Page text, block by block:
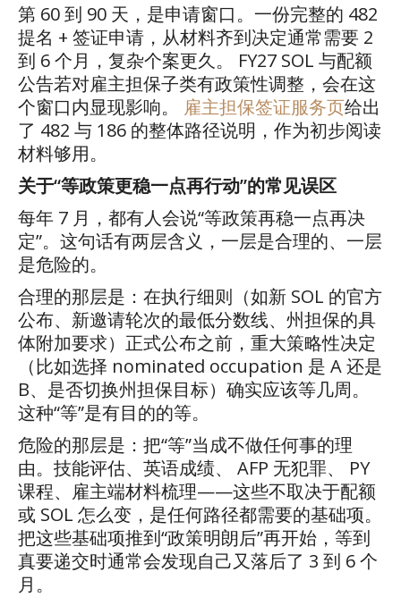
第 60到 90 天，是申请窗口。一份完整的 482
提名 + 签证申请，从材料齐到决定通常需要 2
到 6个月，复杂个案更久。 FY27 SOL 与配额
公告若对雇主担保子类有政策性调整，会在这
个窗口内显现影响。
雇主担保签证服务页给出
了 482 与 186 的整体路径说明，作为初步阅读
材料够用。
关于“等政策更稳一点再行动”的常见误区
每年 7 月，都有人会说“等政策再稳一点再决
定”。这句话有两层含义，一层是合理的、一层
是危险的。
合理的那层是：在执行细则（如新 SOL 的官方
公布、新邀请轮次的最低分数线、州担保的具
体附加要求）正式公布之前，重大策略性决定
（比如选择 nominated occupation 是 A还是
B、是否切换州担保目标）确实应该等几周。
这种“等”是有目的的等。
危险的那层是：把“等”当成不做任何事的理
由。技能评估、英语成绩、
AFP 无犯罪、
PY
课程、雇主端材料梳理——这些不取决于配额
或 SOL 怎么变，是任何路径都需要的基础项。
把这些基础项推到“政策明朗后”再开始，等到
真要递交时通常会发现自己又落后了 3 到 6个
月。